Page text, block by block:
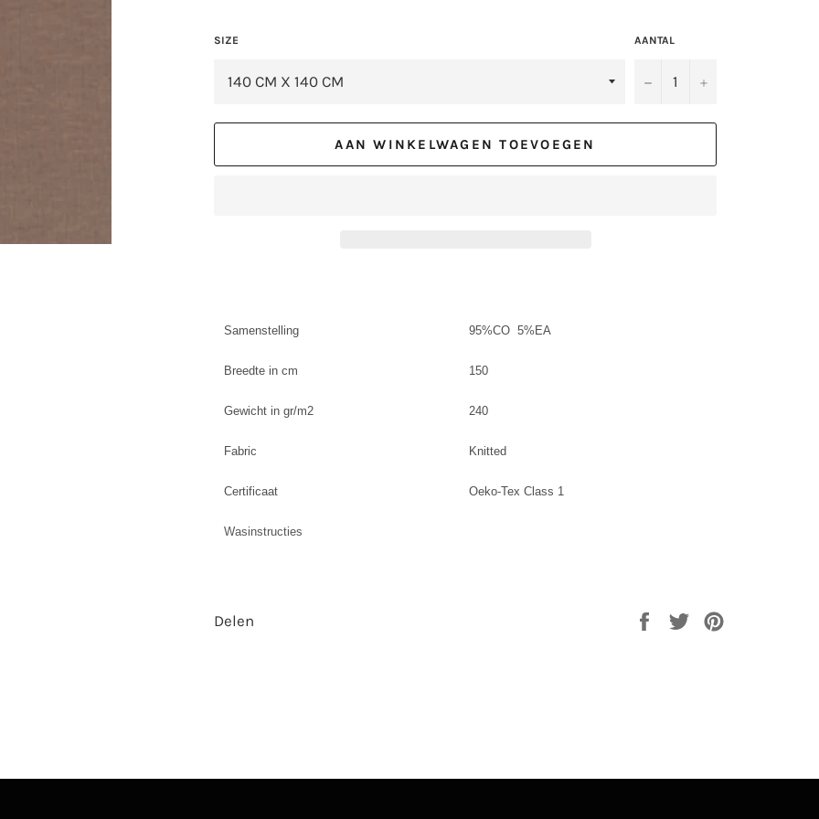
SIZE AANTAL
− +
AAN WINKELWAGEN TOEVOEGEN
Samenstelling 95%CO 5%EA
Breedte in cm 150
Gewicht in gr/m2 240
Fabric Knitted
Certificaat Oeko-Tex Class 1
Wasinstructies
Delen
Delen
Twitteren